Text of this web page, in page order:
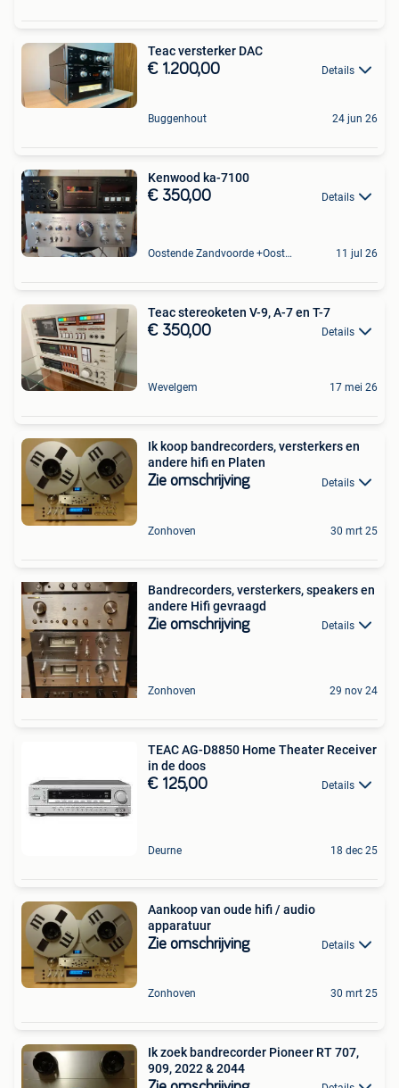
Teac versterker DAC
€ 1.200,00 Details
Buggenhout 24 jun 26
Kenwood ka-7100
€ 350,00 Details
Oostende Zandvoorde +Oostende 11 jul 26
Teac stereoketen V-9, A-7 en T-7
€ 350,00 Details
Wevelgem 17 mei 26
Ik koop bandrecorders, versterkers en
andere hifi en Platen
Zie omschrijving Details
Zonhoven 30 mrt 25
Bandrecorders, versterkers, speakers en
andere Hifi gevraagd
Zie omschrijving Details
Zonhoven 29 nov 24
TEAC AG-D8850 Home Theater Receiver
in de doos
€ 125,00 Details
Deurne 18 dec 25
Aankoop van oude hifi / audio
apparatuur
Zie omschrijving Details
Zonhoven 30 mrt 25
Ik zoek bandrecorder Pioneer RT 707,
909, 2022 & 2044